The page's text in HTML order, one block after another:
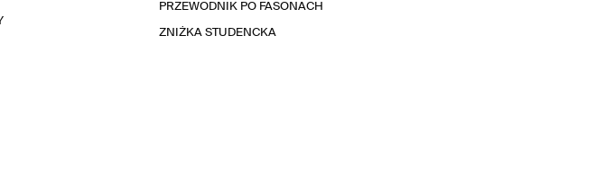
PRZEWODNIK PO FASONACH
ZNIŻKA STUDENCKA